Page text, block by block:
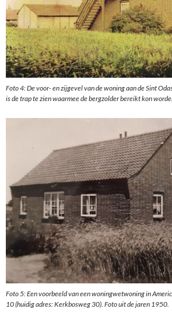
Foto 4: De voor- en zijgevel van de woning aan de Sint
is de trap te zien waarmee de bergzolder bereikt kon
Foto 5: Een voorbeeld van een woningwetwoning in
10 (huidig adres: Kerkbosweg 30). Foto uit de jaren 1950.